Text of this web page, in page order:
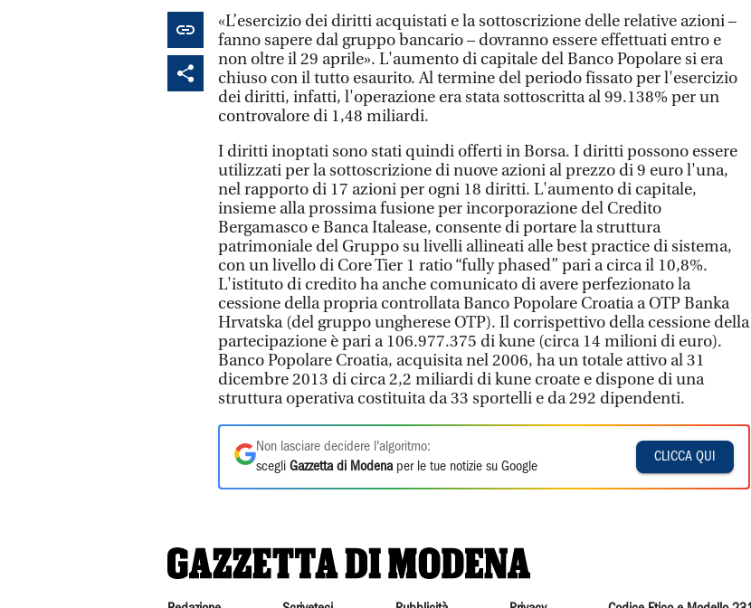
«L’esercizio dei diritti acquistati e la sottoscrizione delle relative azioni –
fanno sapere dal gruppo bancario – dovranno essere effettuati entro e
non oltre il 29 aprile». L'aumento di capitale del Banco Popolare si era
chiuso con il tutto esaurito. Al termine del periodo fissato per l'esercizio
dei diritti, infatti, l'operazione era stata sottoscritta al 99.138% per un
controvalore di 1,48 miliardi.
I diritti inoptati sono stati quindi offerti in Borsa. I diritti possono essere
utilizzati per la sottoscrizione di nuove azioni al prezzo di 9 euro l'una,
nel rapporto di 17 azioni per ogni 18 diritti. L'aumento di capitale,
insieme alla prossima fusione per incorporazione del Credito
Bergamasco e Banca Italease, consente di portare la struttura
patrimoniale del Gruppo su livelli allineati alle best practice di sistema,
con un livello di Core Tier 1 ratio “fully phased” pari a circa il 10,8%.
L'istituto di credito ha anche comunicato di avere perfezionato la
cessione della propria controllata Banco Popolare Croatia a OTP Banka
Hrvatska (del gruppo ungherese OTP). Il corrispettivo della cessione della
partecipazione è pari a 106.977.375 di kune (circa 14 milioni di euro).
Banco Popolare Croatia, acquisita nel 2006, ha un totale attivo al 31
dicembre 2013 di circa 2,2 miliardi di kune croate e dispone di una
struttura operativa costituita da 33 sportelli e da 292 dipendenti.
Non lasciare decidere l'algoritmo:
scegli Gazzetta di Modena per le tue notizie su Google
CLICCA QUI